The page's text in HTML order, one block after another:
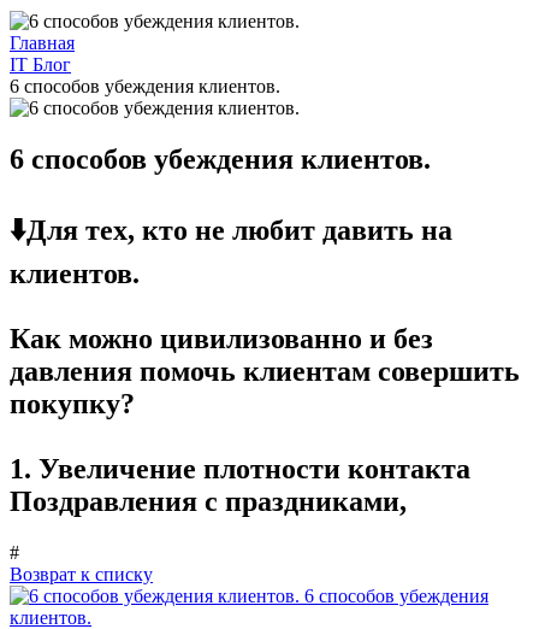
Главная
IT Блог
6 способов убеждения клиентов.
6 способов убеждения клиентов.
⬇️Для тех, кто не любит давить на
клиентов.
Как можно цивилизованно и без
давления помочь клиентам совершить
покупку?
1. Увеличение плотности контакта
Поздравления с праздниками,
#
Возврат к списку
6 способов убеждения
клиентов.